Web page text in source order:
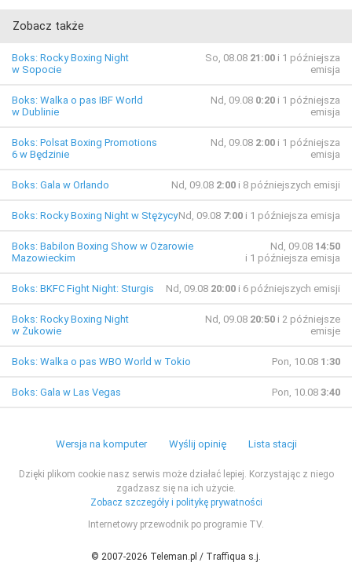
Zobacz także
Boks: Rocky Boxing Night
w Sopocie
So, 08.08 21:00 i 1 późniejsza
emisja
Boks: Walka o pas IBF World
w Dublinie
Nd, 09.08 0:20 i 1 późniejsza
emisja
Boks: Polsat Boxing Promotions
6 w Będzinie
Nd, 09.08 2:00 i 1 późniejsza
emisja
Boks: Gala w Orlando Nd, 09.08 2:00 i 8 późniejszych emisji
Boks: Rocky Boxing Night w StężycyNd, 09.08 7:00 i 1 późniejsza emisja
Boks: Babilon Boxing Show w Ożarowie
Mazowieckim
Nd, 09.08 14:50
i 1 późniejsza emisja
Boks: BKFC Fight Night: Sturgis Nd, 09.08 20:00 i 6 późniejszych emisji
Boks: Rocky Boxing Night
w Żukowie
Nd, 09.08 20:50 i 2 późniejsze
emisje
Boks: Walka o pas WBO World w Tokio Pon, 10.08 1:30
Boks: Gala w Las Vegas Pon, 10.08 3:40
Wersja na komputer Wyślij opinię Lista stacji
Dzięki plikom cookie nasz serwis może działać lepiej. Korzystając z niego
zgadzasz się na ich użycie.
Zobacz szczegóły i politykę prywatności
Internetowy przewodnik po programie TV.
© 2007-2026 Teleman.pl / Traffiqua s.j.